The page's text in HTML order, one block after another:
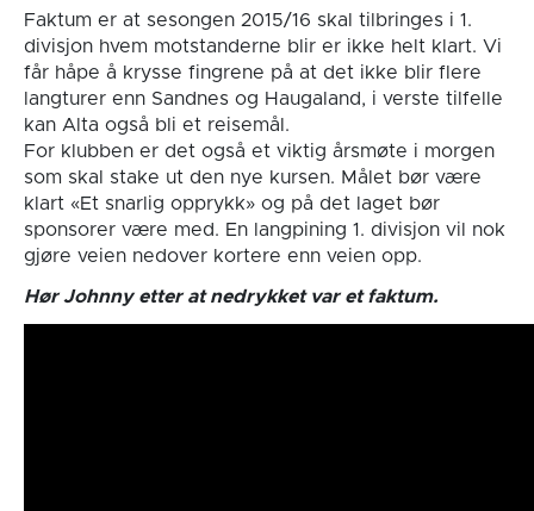
Faktum er at sesongen 2015/16 skal tilbringes i 1.
divisjon hvem motstanderne blir er ikke helt klart. Vi
får håpe å krysse fingrene på at det ikke blir flere
langturer enn Sandnes og Haugaland, i verste tilfelle
kan Alta også bli et reisemål.
For klubben er det også et viktig årsmøte i morgen
som skal stake ut den nye kursen. Målet bør være
klart «Et snarlig opprykk» og på det laget bør
sponsorer være med. En langpining 1. divisjon vil nok
gjøre veien nedover kortere enn veien opp.
Hør Johnny etter at nedrykket var et faktum.